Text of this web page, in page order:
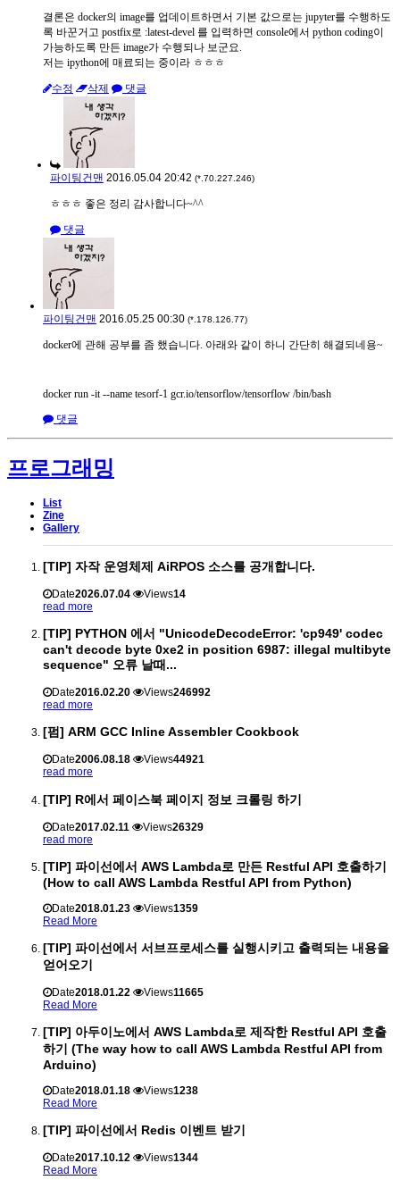
결론은 docker의 image를 업데이트하면서 기본 값으로는 jupyter를 수행하도
록 바꾼거고 postfix로 :latest-devel 를 입력하면 console에서 python coding이
가능하도록 만든 image가 수행되나 보군요.
저는 ipython에 매료되는 중이라 ㅎㅎㅎ
수정 삭제 댓글
파이팅건맨 2016.05.04 20:42 (*.70.227.246)
ㅎㅎㅎ 좋은 정리 감사합니다~^^
댓글
파이팅건맨 2016.05.25 00:30 (*.178.126.77)
docker에 관해 공부를 좀 했습니다. 아래와 같이 하니 간단히 해결되네용~
docker run -it --name tesorf-1 gcr.io/tensorflow/tensorflow /bin/bash
댓글
프로그래밍
List
Zine
Gallery
[TIP] 자작 운영체제 AiRPOS 소스를 공개합니다.
Date2026.07.04 Views14
read more
[TIP] PYTHON 에서 "UnicodeDecodeError: 'cp949' codec
can't decode byte 0xe2 in position 6987: illegal multibyte
sequence" 오류 날때...
Date2016.02.20 Views246992
read more
[펌] ARM GCC Inline Assembler Cookbook
Date2006.08.18 Views44921
read more
[TIP] R에서 페이스북 페이지 정보 크롤링 하기
Date2017.02.11 Views26329
read more
[TIP] 파이선에서 AWS Lambda로 만든 Restful API 호출하기
(How to call AWS Lambda Restful API from Python)
Date2018.01.23 Views1359
Read More
[TIP] 파이선에서 서브프로세스를 실행시키고 출력되는 내용을
얻어오기
Date2018.01.22 Views11665
Read More
[TIP] 아두이노에서 AWS Lambda로 제작한 Restful API 호출
하기 (The way how to call AWS Lambda Restful API from
Arduino)
Date2018.01.18 Views1238
Read More
[TIP] 파이선에서 Redis 이벤트 받기
Date2017.10.12 Views1344
Read More